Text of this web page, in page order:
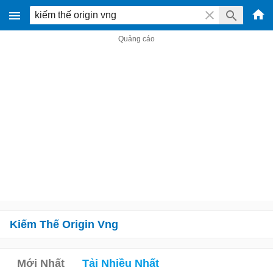
Kiếm Thế Origin Vng
Mới Nhất Tải Nhiều Nhất